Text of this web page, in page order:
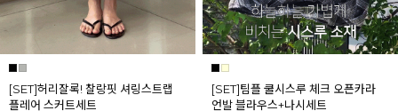
[SET]허리잘록! 찰랑핏 셔링스트랩
플레어 스커트세트
[SET]팀플 쿨시스루 체크 오픈카라
언발 블라우스+나시세트